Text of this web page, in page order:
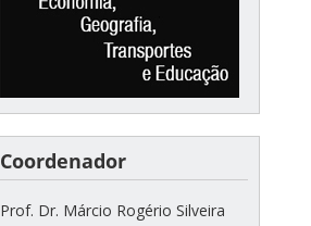
Coordenador
Prof. Dr. Márcio Rogério Silveira